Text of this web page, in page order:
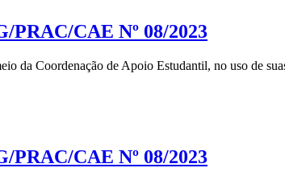
PRAC/CAE Nº 08/2023
da Coordenação de Apoio Estudantil, no uso de
PRAC/CAE Nº 08/2023